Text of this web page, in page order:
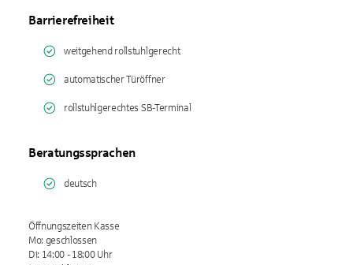
Barrierefreiheit
weitgehend rollstuhlgerecht
automatischer Türöffner
rollstuhlgerechtes SB-Terminal
Beratungssprachen
deutsch
Öffnungszeiten Kasse
Mo: geschlossen
Di: 14:00 - 18:00 Uhr